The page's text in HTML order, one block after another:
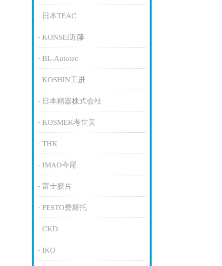
日本TEAC
KONSEI近藤
BL-Autotec
KOSHIN工进
日本精器株式会社
KOSMEK考世美
THK
IMAO今尾
富士胶片
FESTO费斯托
CKD
IKO